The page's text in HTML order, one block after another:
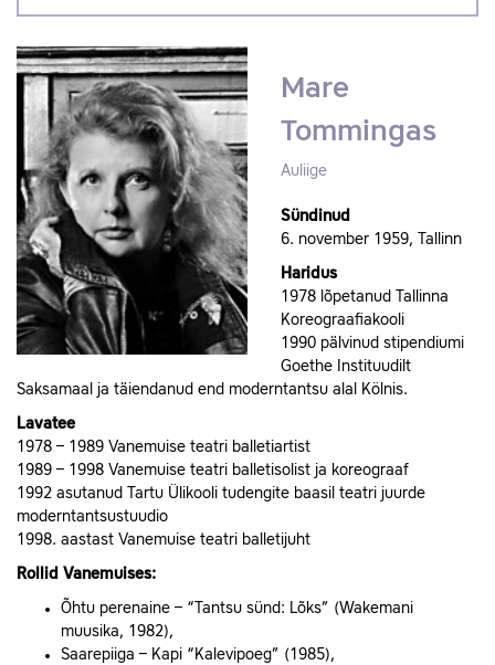
Mare
Tommingas
Auliige
Sündinud
6. november 1959, Tallinn
Haridus
1978 lõpetanud Tallinna
Koreograafiakooli
1990 pälvinud stipendiumi
Goethe Instituudilt
Saksamaal ja täiendanud end moderntantsu alal Kölnis.
Lavatee
1978 – 1989 Vanemuise teatri balletiartist
1989 – 1998 Vanemuise teatri balletisolist ja koreograaf
1992 asutanud Tartu Ülikooli tudengite baasil teatri juurde
moderntantsustuudio
1998. aastast Vanemuise teatri balletijuht
Rollid Vanemuises:
Õhtu perenaine – “Tantsu sünd: Lõks” (Wakemani
muusika, 1982),
Saarepiiga – Kapi “Kalevipoeg” (1985),